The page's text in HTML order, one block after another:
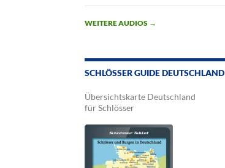
WEITERE AUDIOS →
SCHLÖSSER GUIDE DEUTSCHLAND
Übersichtskarte Deutschland
für Schlösser